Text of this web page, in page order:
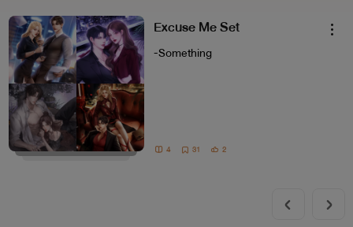
Excuse Me Set
-Something
4 31 2